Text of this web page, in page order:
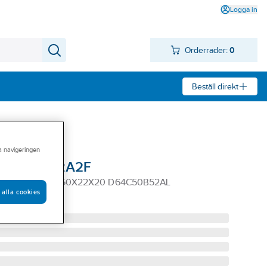
Logga in
Orderrader: 0
Beställ direkt
Tyrolit 12A2F
12A2F 150X22X20 D64C50B52AL
navigeringen
alla cookies